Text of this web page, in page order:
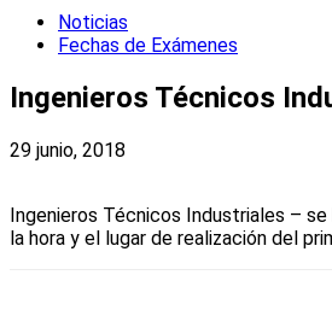
Noticias
Fechas de Exámenes
Ingenieros Técnicos
29 junio, 2018
Ingenieros Técnicos Industriales –
la hora y el lugar de realización del